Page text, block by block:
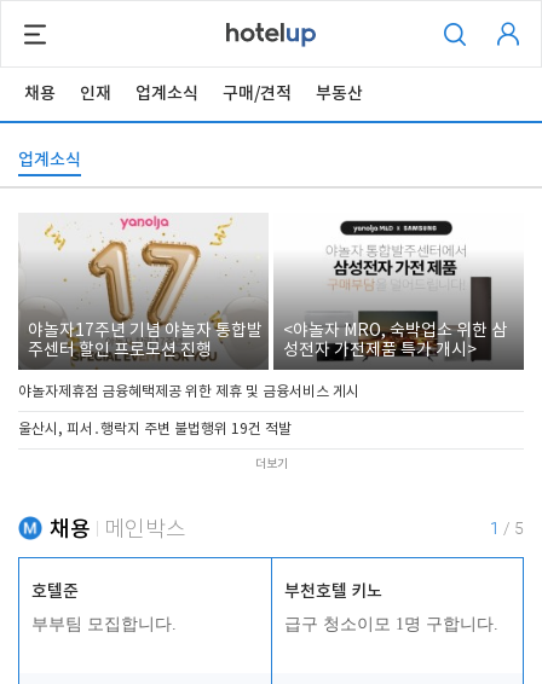
채용 인재 업계소식 구매/견적 부동산
업계소식
야놀자17주년 기념 야놀자 통합발
주센터 할인 프로모션 진행
<야놀자 MRO, 숙박업소 위한 삼
성전자 가전제품 특가 개시>
야놀자제휴점 금융혜택제공 위한 제휴 및 금융서비스 게시
울산시, 피서․행락지 주변 불법행위 19건 적발
더보기
채용 메인박스 1 / 5
호텔준
부부팀 모집합니다.
부천호텔 키노
급구 청소이모 1명 구합니다.